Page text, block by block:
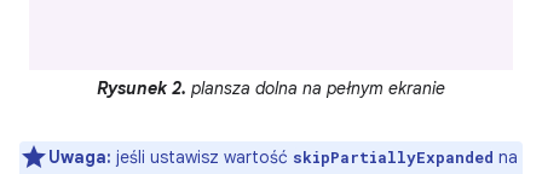
Rysunek 2. plansza dolna na pełnym ekranie
Uwaga: jeśli ustawisz wartość skipPartiallyExpanded na